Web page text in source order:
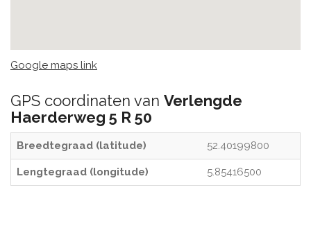
Google maps link
GPS coordinaten van Verlengde
Haerderweg 5 R 50
Breedtegraad (latitude) 52.40199800
Lengtegraad (longitude) 5.85416500